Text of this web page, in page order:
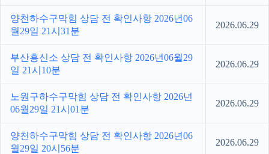
양천하수구막힘 상담 전 확인사항 2026년06
월29일 21시31분
2026.06.29
부산흥신소 상담 전 확인사항 2026년06월29
일 21시10분
2026.06.29
노원구하수구막힘 상담 전 확인사항 2026년
06월29일 21시01분
2026.06.29
양천하수구막힘 상담 전 확인사항 2026년06
월29일 20시56분
2026.06.29